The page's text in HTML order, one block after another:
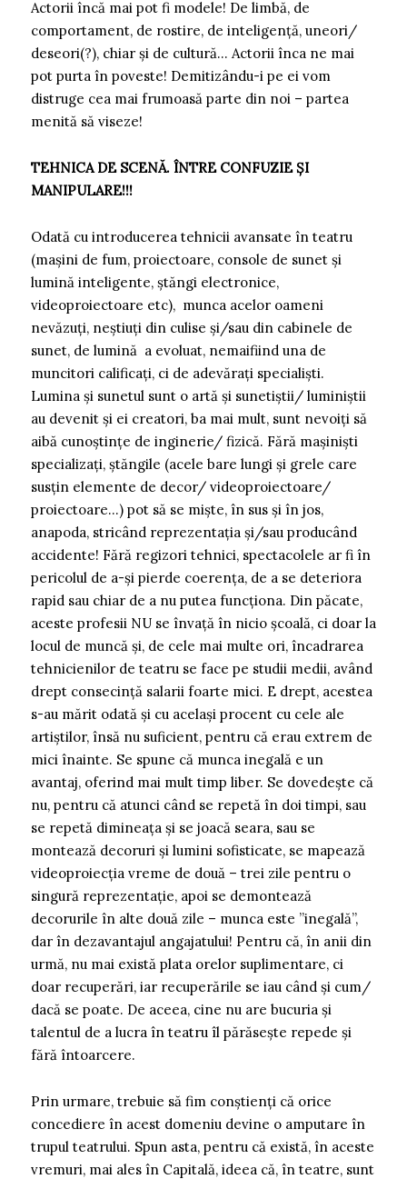
Actorii încă mai pot fi modele! De limbă, de
comportament, de rostire, de inteligență, uneori/
deseori(?), chiar și de cultură… Actorii înca ne mai
pot purta în poveste! Demitizându-i pe ei vom
distruge cea mai frumoasă parte din noi – partea
menită să viseze!
TEHNICA DE SCENĂ. ÎNTRE CONFUZIE ȘI
MANIPULARE!!!
Odată cu introducerea tehnicii avansate în teatru
(mașini de fum, proiectoare, console de sunet și
lumină inteligente, ștăngi electronice,
videoproiectoare etc), munca acelor oameni
nevăzuți, neștiuți din culise și/sau din cabinele de
sunet, de lumină a evoluat, nemaifiind una de
muncitori calificați, ci de adevărați specialiști.
Lumina și sunetul sunt o artă și sunetiștii/ luminiștii
au devenit și ei creatori, ba mai mult, sunt nevoiți să
aibă cunoștințe de inginerie/ fizică. Fără mașiniști
specializați, ștăngile (acele bare lungi și grele care
susțin elemente de decor/ videoproiectoare/
proiectoare…) pot să se miște, în sus și în jos,
anapoda, stricând reprezentația și/sau producând
accidente! Fără regizori tehnici, spectacolele ar fi în
pericolul de a-și pierde coerența, de a se deteriora
rapid sau chiar de a nu putea funcționa. Din păcate,
aceste profesii NU se învață în nicio școală, ci doar la
locul de muncă și, de cele mai multe ori, încadrarea
tehnicienilor de teatru se face pe studii medii, având
drept consecință salarii foarte mici. E drept, acestea
s-au mărit odată și cu același procent cu cele ale
artiștilor, însă nu suficient, pentru că erau extrem de
mici înainte. Se spune că munca inegală e un
avantaj, oferind mai mult timp liber. Se dovedește că
nu, pentru că atunci când se repetă în doi timpi, sau
se repetă dimineața și se joacă seara, sau se
montează decoruri și lumini sofisticate, se mapează
videoproiecția vreme de două – trei zile pentru o
singură reprezentație, apoi se demontează
decorurile în alte două zile – munca este ”inegală”,
dar în dezavantajul angajatului! Pentru că, în anii din
urmă, nu mai există plata orelor suplimentare, ci
doar recuperări, iar recuperările se iau când și cum/
dacă se poate. De aceea, cine nu are bucuria și
talentul de a lucra în teatru îl părăsește repede și
fără întoarcere.
Prin urmare, trebuie să fim conștienți că orice
concediere în acest domeniu devine o amputare în
trupul teatrului. Spun asta, pentru că există, în aceste
vremuri, mai ales în Capitală, ideea că, în teatre, sunt